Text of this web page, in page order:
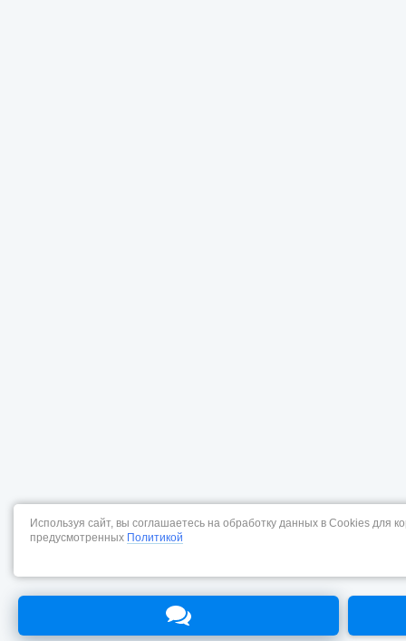
Используя сайт, вы соглашаетесь на обработку данных в Cookies для
предусмотренных Политикой